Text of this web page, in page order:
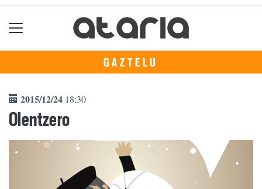
GAZTELU
2015/12/24 18:30
Olentzero